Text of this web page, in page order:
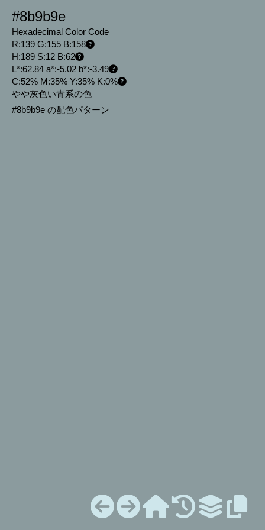
#8b9b9e
Hexadecimal Color Code
R:139 G:155 B:158
H:189 S:12 B:62
L*:62.84 a*:-5.02 b*:-3.49
C:52% M:35% Y:35% K:0%
やや灰色い青系の色
#8b9b9e の配色パターン